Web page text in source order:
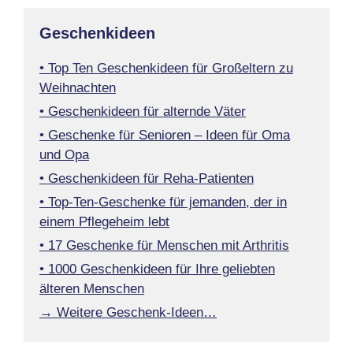
Geschenkideen
• Top Ten Geschenkideen für Großeltern zu
Weihnachten
• Geschenkideen für alternde Väter
• Geschenke für Senioren – Ideen für Oma
und Opa
• Geschenkideen für Reha-Patienten
• Top-Ten-Geschenke für jemanden, der in
einem Pflegeheim lebt
• 17 Geschenke für Menschen mit Arthritis
• 1000 Geschenkideen für Ihre geliebten
älteren Menschen
→ Weitere Geschenk-Ideen…